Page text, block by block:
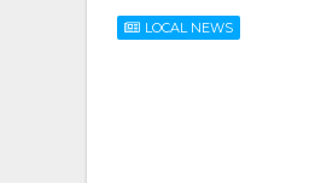
LOCAL NEWS